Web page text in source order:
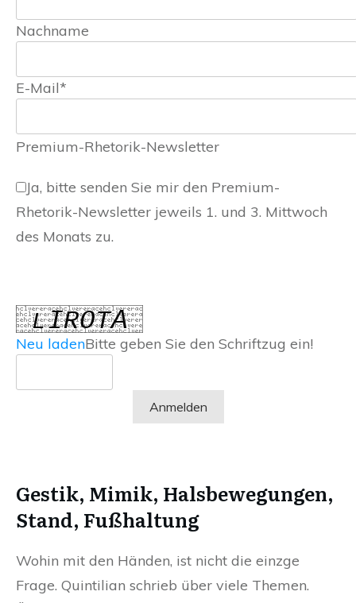
Nachname
E-Mail*
Premium-Rhetorik-Newsletter
Ja, bitte senden Sie mir den Premium-
Rhetorik-Newsletter jeweils 1. und 3. Mittwoch
des Monats zu.
Neu ladenBitte geben Sie den Schriftzug ein!
Anmelden
Gestik, Mimik, Halsbewegungen,
Stand, Fußhaltung
Wohin mit den Händen, ist nicht die einzge
Frage. Quintilian schrieb über viele Themen.